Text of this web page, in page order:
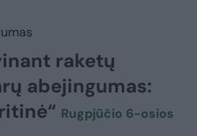
raketų
abejingumas:
Rugpjūčio 6-osios